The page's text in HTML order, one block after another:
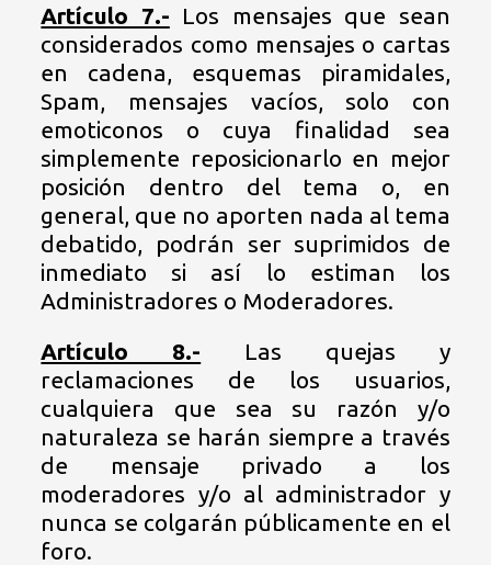
Artículo 7.- Los mensajes que sean
considerados como mensajes o cartas
en cadena, esquemas piramidales,
Spam, mensajes vacíos, solo con
emoticonos o cuya finalidad sea
simplemente reposicionarlo en mejor
posición dentro del tema o, en
general, que no aporten nada al tema
debatido, podrán ser suprimidos de
inmediato si así lo estiman los
Administradores o Moderadores.
Artículo 8.- Las quejas y
reclamaciones de los usuarios,
cualquiera que sea su razón y/o
naturaleza se harán siempre a través
de mensaje privado a los
moderadores y/o al administrador y
nunca se colgarán públicamente en el
foro.